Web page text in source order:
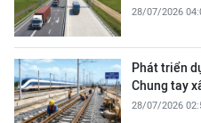
28/07/2026
Phát triển
Chung tay
28/07/2026